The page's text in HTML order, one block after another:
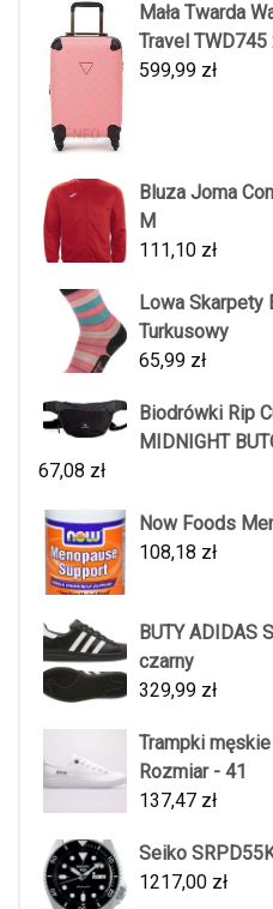
Mała Twarda
Travel
599,99 zł
Bluza Joma
M
111,10 zł
Lowa Skarpety
Turkusowy
65,99 zł
Biodrówki Rip
MIDNIGHT
67,08 zł
Now Foods
108,18 zł
BUTY ADIDAS
czarny
329,99 zł
Trampki
Rozmiar - 41
137,47 zł
Seiko
1217,00 zł